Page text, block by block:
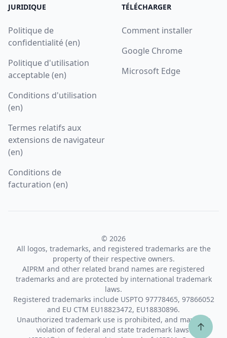
JURIDIQUE
Politique de
confidentialité (en)
Politique d'utilisation
acceptable (en)
Conditions d'utilisation
(en)
Termes relatifs aux
extensions de navigateur
(en)
Conditions de
facturation (en)
TÉLÉCHARGER
Comment installer
Google Chrome
Microsoft Edge
© 2026
All logos, trademarks, and registered trademarks are the
property of their respective owners.
AIPRM and other related brand names are registered
trademarks and are protected by international trademark
laws.
Registered trademarks include USPTO 97778465, 97866052
and EU CTM EU18823472, EU18830896.
Unauthorized trademark use is prohibited, and may be a
violation of federal and state trademark laws.
↑